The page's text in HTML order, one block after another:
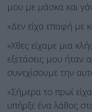
μου με μάσκα και
»Δεν είχα επαφή με
»Χθες είχαμε μια
εξετάσεις μου ήταν
συνεχίσουμε την
»Σήμερα το πρωί
υπήρξε ένα λάθος